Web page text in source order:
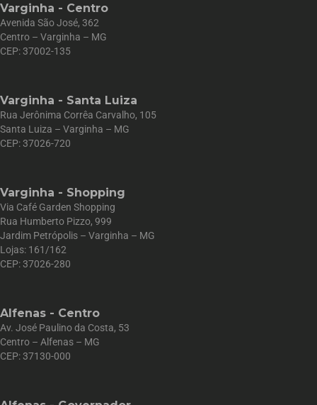
Varginha - Centro
Avenida São José, 362
Centro – Varginha – MG
CEP: 37002-135
Varginha - Santa Luiza
Rua Jerônima Corrêa Carvalho, 105
Santa Luiza – Varginha – MG
CEP: 37026-720
Varginha - Shopping
Via Café Garden Shopping
Rua Humberto Pizzo, 999
Jardim Petrópolis – Varginha – MG
Lojas: 161/162
CEP: 37026-280
Alfenas - Centro
Av. José Paulino da Costa, 53
Centro – Alfenas – MG
CEP: 37130-000